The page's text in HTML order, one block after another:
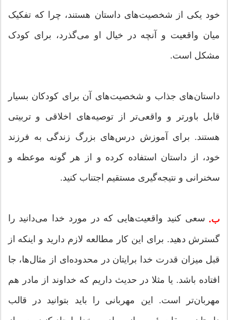
خود یکی از شخصیت‌های داستان هستند، چرا که تفکیک
میان واقعیت و آنچه در خیال او می‌گذرد، برای کودک
مشکل است.
داستان‌های جذاب و شخصیت‌های آن برای کودکان بسیار
قابل باورتر و واقعی‌تر از توصیه‌های اخلاقی و تربیتی
هستند. برای آموزش درس‌های بزرگ زندگی به فرزند
خود، از داستان استفاده کرده و از هر گونه موعظه و
سخنرانی و نتیجه‌گیری مستقیم اجتناب کنید.
ب. سعی کنید واقعیت‌هایی که در مورد خدا می‌دانید را
گسترش دهید. برای این کار مطالعه لازم دارید و اینکه از
قبل میزان قدرت خدا برایتان در محدوده‌ای از مثال‌ها، جا
افتاده باشد. یا مثلا در حدیث داریم که خداوند از مادر هم
مهربان‌تر است. این مهربانی را باید بتوانید در قالب